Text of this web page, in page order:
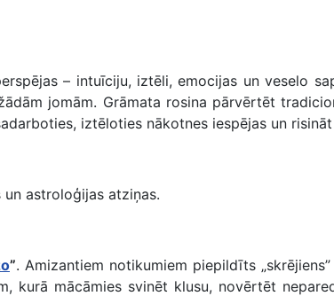
– intuīciju, iztēli, emocijas un veselo
jomām. Grāmata rosina pārvērtēt
iztēloties nākotnes iespējas un
astroloģijas atziņas.
”. Amizantiem notikumiem piepildīts
kurā mācāmies svinēt klusu, novērtēt